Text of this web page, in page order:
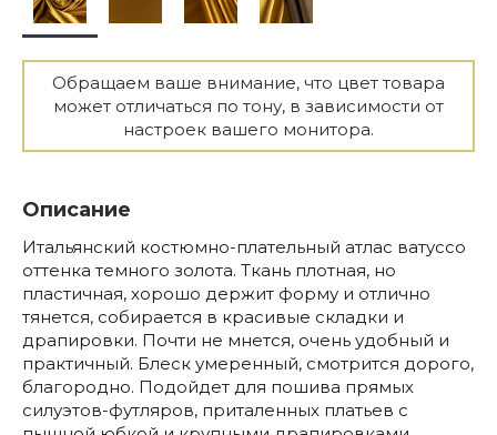
Обращаем ваше внимание, что цвет товара
может отличаться по тону, в зависимости от
настроек вашего монитора.
Описание
Итальянский костюмно-плательный атлас ватуссо
оттенка темного золота. Ткань плотная, но
пластичная, хорошо держит форму и отлично
тянется, собирается в красивые складки и
драпировки. Почти не мнется, очень удобный и
практичный. Блеск умеренный, смотрится дорого,
благородно. Подойдет для пошива прямых
силуэтов-футляров, приталенных платьев с